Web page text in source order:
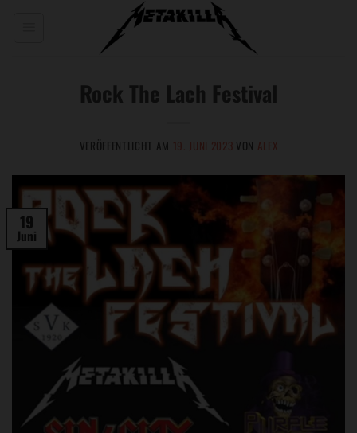
Rock The Lach Festival
VERÖFFENTLICHT AM 19. JUNI 2023 VON ALEX
19
Juni